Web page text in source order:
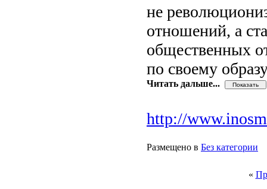
не
отношений, а
общественных
по своему
Читать дальше...
http://
Размещено в Без категории
«